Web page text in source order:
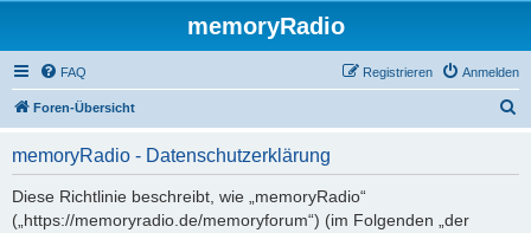
memoryRadio
FAQ Anmelden
Registrieren
Foren-Übersicht
memoryRadio - Datenschutzerklärung
Diese Richtlinie beschreibt, wie „memoryRadio“
(„https://memoryradio.de/memoryforum“) (im Folgenden „der